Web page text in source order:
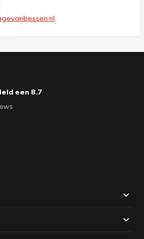
een 8.7